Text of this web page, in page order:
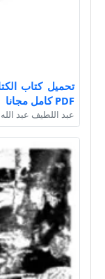
تحميل كتاب
PDF كامل مجانا
عبد اللطيف عبد